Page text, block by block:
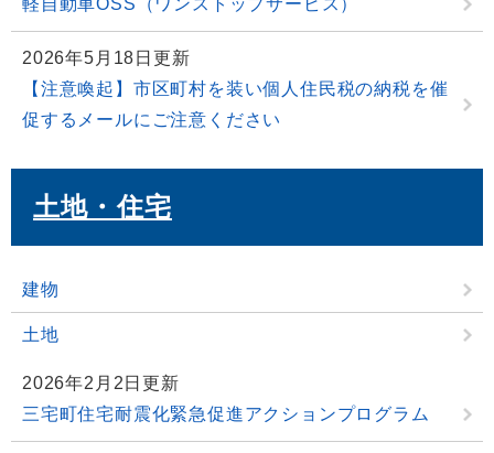
2026年5月18日更新
【注意喚起】市区町村を装い個人住民税の納税を催
促するメールにご注意ください
土地・住宅
建物
土地
2026年2月2日更新
三宅町住宅耐震化緊急促進アクションプログラム